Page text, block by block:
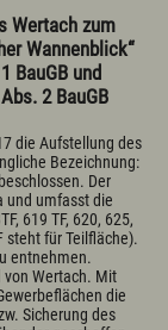
Wertach zum
Wannenblick“
BauGB und
2 BauGB
die Aufstellung des
Bezeichnung:
Der
und umfasst die
619 TF, 620, 625,
steht für Teilfläche).
entnehmen.
von Wertach. Mit
die
Sicherung des